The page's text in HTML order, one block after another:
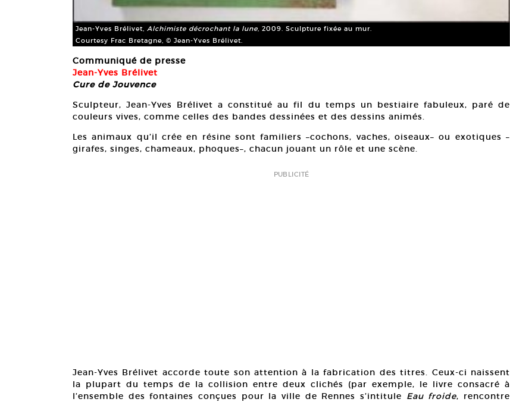
Jean-Yves Brélivet, Alchimiste décrochant la lune , 2009. Sculpture fixée au mur.
Courtesy Frac Bretagne, © Jean-Yves Brélivet.
Communiqué de presse
Jean-Yves Brélivet
Cure de Jouvence
Sculpteur, Jean-Yves Brélivet a constitué au fil du temps un bestiaire fabuleux, paré de
couleurs vives, comme celles des bandes dessinées et des dessins animés.
Les animaux qu’il crée en résine sont familiers –cochons, vaches, oiseaux– ou exotiques –
girafes, singes, chameaux, phoques–, chacun jouant un rôle et une scène.
PUBLICITÉ
Jean-Yves Brélivet accorde toute son attention à la fabrication des titres. Ceux-ci naissent
la plupart du temps de la collision entre deux clichés (par exemple, le livre consacré à
l’ensemble des fontaines conçues pour la ville de Rennes s’intitule Eau froide, rencontre